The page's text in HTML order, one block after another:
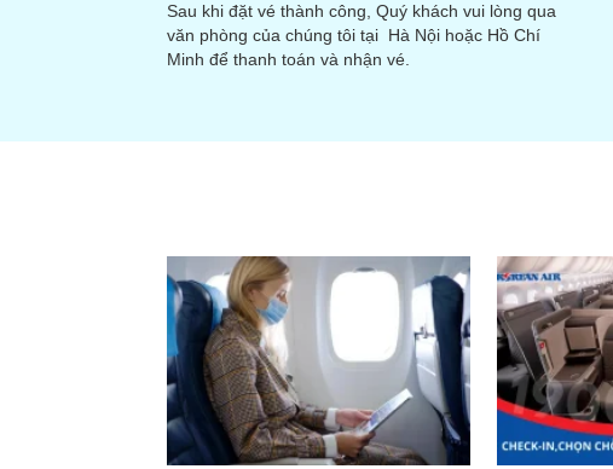
Sau khi đặt vé thành công, Quý khách vui lòng qua
văn phòng của chúng tôi tại Hà Nội hoặc Hồ Chí
Minh để thanh toán và nhận vé.